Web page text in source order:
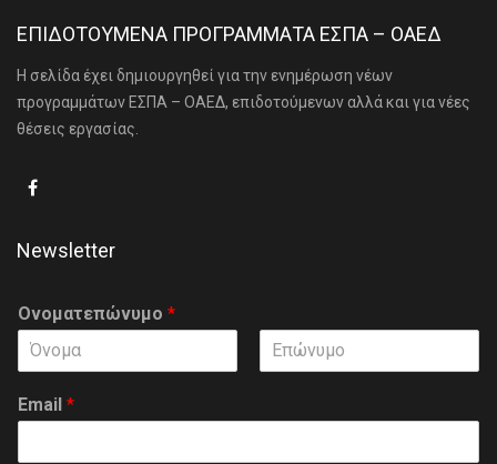
ΕΠΙΔΟΤΟΥΜΕΝΑ ΠΡΟΓΡΑΜΜΑΤΑ ΕΣΠΑ – ΟΑΕΔ
Η σελίδα έχει δημιουργηθεί για την ενημέρωση νέων
προγραμμάτων ΕΣΠΑ – ΟΑΕΔ, επιδοτούμενων αλλά και για νέες
θέσεις εργασίας.
Newsletter
Ονοματεπώνυμο *
i
rEmail *